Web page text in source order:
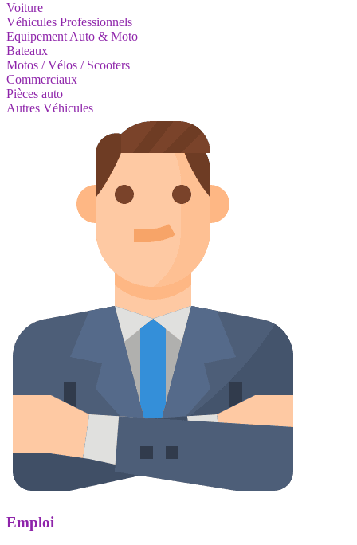
Voiture
Véhicules Professionnels
Equipement Auto & Moto
Bateaux
Motos / Vélos / Scooters
Commerciaux
Pièces auto
Autres Véhicules
Emploi